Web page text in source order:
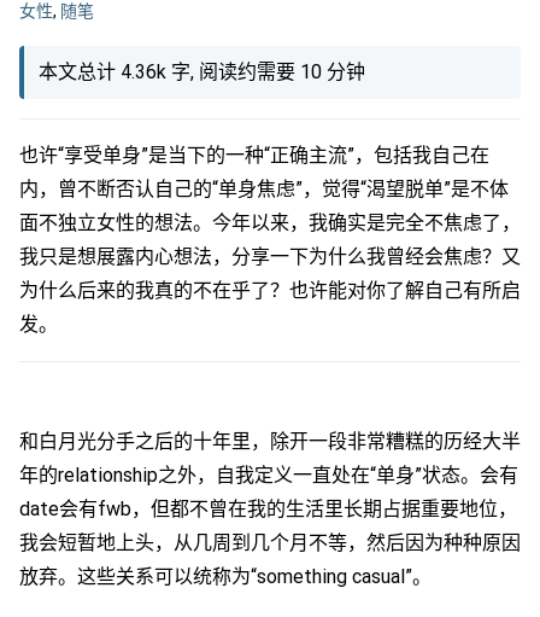
女性, 随笔
本文总计 4.36k 字, 阅读约需要 10 分钟
也许“享受单身”是当下的一种“正确主流”，包括我自己在
内，曾不断否认自己的“单身焦虑”，觉得“渴望脱单”是不体
面不独立女性的想法。今年以来，我确实是完全不焦虑了，
我只是想展露内心想法，分享一下为什么我曾经会焦虑？又
为什么后来的我真的不在乎了？也许能对你了解自己有所启
发。
和白月光分手之后的十年里，除开一段非常糟糕的历经大半
年的relationship之外，自我定义一直处在“单身”状态。会有
date会有fwb，但都不曾在我的生活里长期占据重要地位，
我会短暂地上头，从几周到几个月不等，然后因为种种原因
放弃。这些关系可以统称为“something casual”。